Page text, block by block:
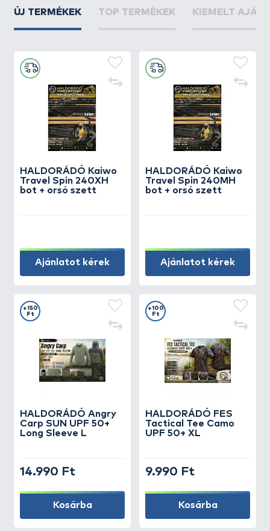
ÚJ TERMÉKEK TOP TERMÉKEK KIEMELT
HALDORÁDÓ Kaiwo
Travel Spin 240XH
bot + orsó szett
Ajánlatot kérek
HALDORÁDÓ Kaiwo
Travel Spin 240MH
bot + orsó szett
Ajánlatot kérek
HALDORÁDÓ Angry
Carp SUN UPF 50+
Long Sleeve L
+150
Ft
14.990 Ft
Kosárba
HALDORÁDÓ FES
Tactical Tee Camo
UPF 50+ XL
+100
Ft
9.990 Ft
Kosárba